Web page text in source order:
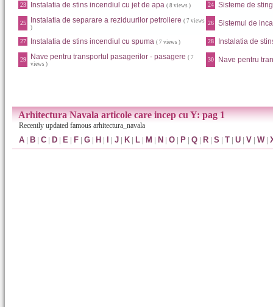
23 Instalatia de stins incendiul cu jet de apa ( 8 views ) 24 Sisteme de
25 Instalatia de separare a reziduurilor petroliere ( 7 views
)
26 Sistemul de
27 Instalatia de stins incendiul cu spuma ( 7 views ) 28 Instalatia de
29 Nave pentru transportul pasagerilor - pasagere ( 7
views )
30 Nave pentru
Arhitectura Navala articole care incep cu Y: pag 1
Recently updated famous arhitectura_navala
A | B | C | D | E | F | G | H | | J | K | L | M | N | O | P | Q | R | S | T | U | V | W|